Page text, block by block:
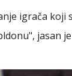
igrača koji
jasan